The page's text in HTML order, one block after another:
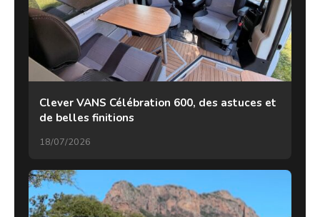
Clever VANS Célébration 600, des astuces et
de belles finitions
18/07/2026